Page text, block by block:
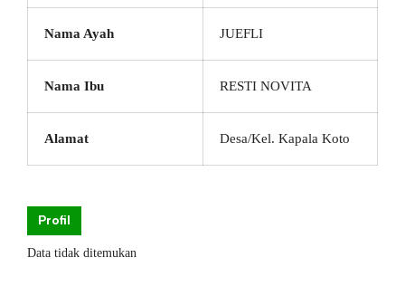
Nama Ayah JUEFLI
Nama Ibu RESTI NOVITA
Alamat Desa/Kel. Kapala Koto
Profil
Data tidak ditemukan